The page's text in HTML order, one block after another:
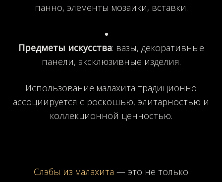
панно, элементы мозаики, вставки.
Предметы искусства: вазы, декоративные
панели, эксклюзивные изделия.
Использование малахита традиционно
ассоциируется с роскошью, элитарностью и
коллекционной ценностью.
Слэбы из малахита — это не только